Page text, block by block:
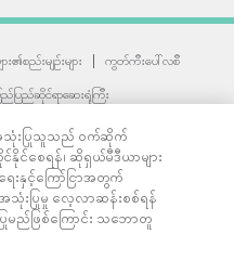
း၏စည်းမျဉ်းများ |
ကွတ်ကီးပေါ်လစီ
ြည်ဆိုင်ရာဆေးရုံကြီး
10110 Thailand.
အသုံးပြုသူသည် ဝက်ဆိုက်
စေရန်၊ ဆိုရှယ်မီဒီယာများ
ေးနှင့်ကြော်ငြာအတွက်
သုံးပြုမှု လေ့လာဆန်းစစ်ရန်
ည်ဖြစ်ကြောင်း သဘောတူ